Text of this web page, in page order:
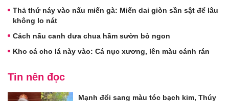
Thả thứ náy vào nấu miến gà: Miến dai giòn sần sật để lâu
không lo nát
Cách nấu canh dưa chua hầm sườn bò ngon
Kho cá cho lá này vào: Cá nục xương, lên màu cánh rán
Tin nên đọc
Mạnh đổi sang màu tóc bạch kim, Thúy